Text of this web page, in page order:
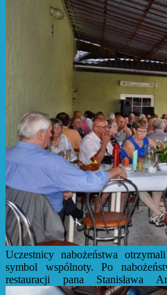
Uczestnicy nabożeństwa
symbol wspólnoty. Po
restauracji pana Stanisława